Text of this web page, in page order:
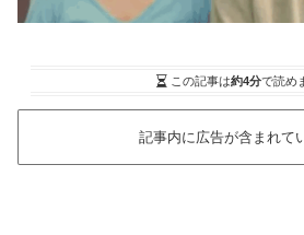
この記事は約4分で読め
記事内に広告が含まれて